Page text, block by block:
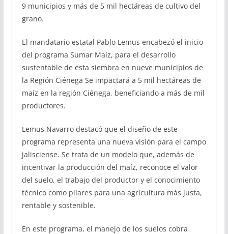
9 municipios y más de 5 mil hectáreas de cultivo del
grano.
El mandatario estatal Pablo Lemus encabezó el inicio
del programa Sumar Maíz, para el desarrollo
sustentable de esta siembra en nueve municipios de
la Región Ciénega Se impactará a 5 mil hectáreas de
maíz en la región Ciénega, beneficiando a más de mil
productores.
Lemus Navarro destacó que el diseño de este
programa representa una nueva visión para el campo
jalisciense. Se trata de un modelo que, además de
incentivar la producción del maíz, reconoce el valor
del suelo, el trabajo del productor y el conocimiento
técnico como pilares para una agricultura más justa,
rentable y sostenible.
En este programa, el manejo de los suelos cobra